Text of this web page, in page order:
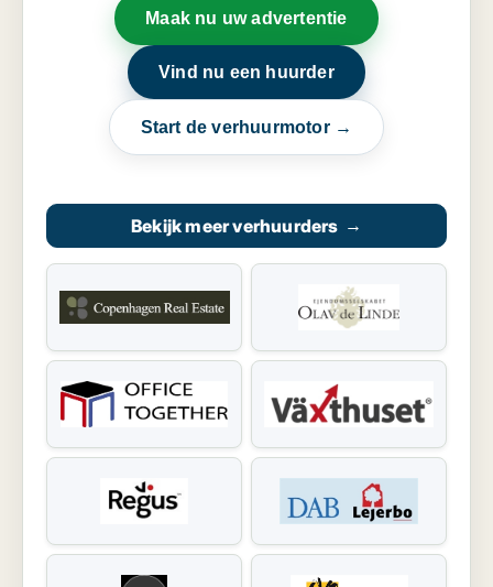
Maak nu uw advertentie
Vind nu een huurder
Start de verhuurmotor →
Bekijk meer verhuurders →